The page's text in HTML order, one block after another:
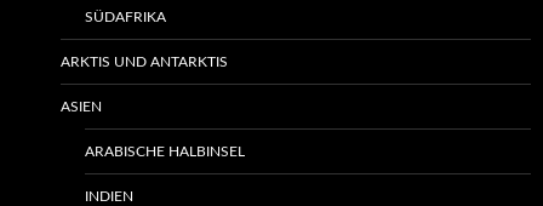
SÜDAFRIKA
ARKTIS UND ANTARKTIS
ASIEN
ARABISCHE HALBINSEL
INDIEN